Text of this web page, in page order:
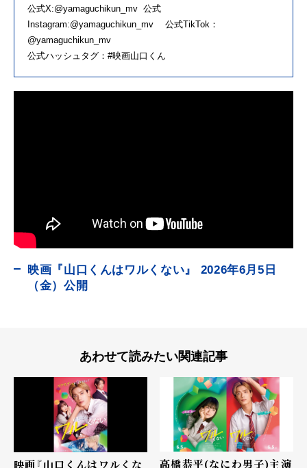
公式X:@yamaguchikun_mv 公式
Instagram:@yamaguchikun_mv 公式TikTok：
@yamaguchikun_mv
公式ハッシュタグ：#映画山口くん
映画『山口くんはワルくない』 2026年6月5日
（金）公開
あわせて読みたい関連記事
映画『山口くんはワルくな
高橋恭平(なにわ男子)主演